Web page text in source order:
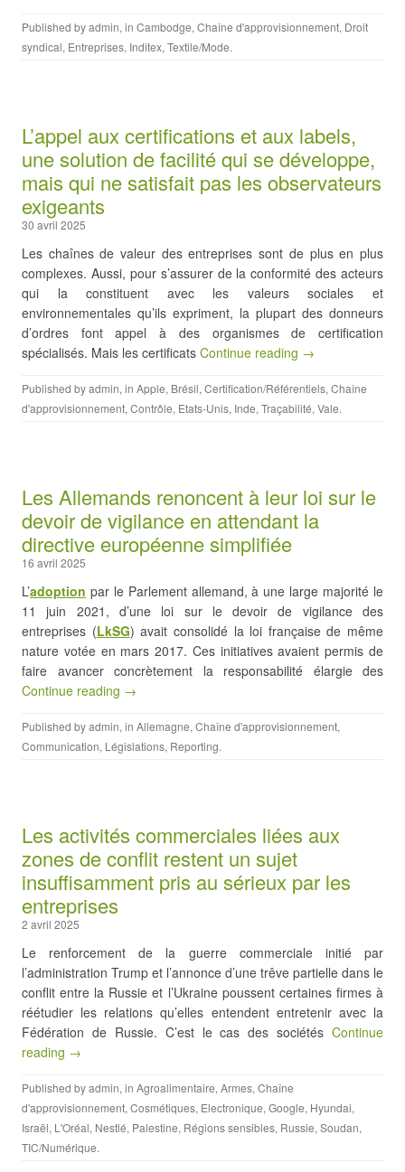
Published byadmin, in Cambodge, Chaîne d'approvisionnement, Droit
syndical, Entreprises, Inditex, Textile/Mode.
L’appel aux certifications et aux labels,
une solution de facilité qui se développe,
mais qui ne satisfait pas les observateurs
exigeants
30 avril 2025
Les chaînes de valeur des entreprises sont de plus en plus
complexes. Aussi, pour s’assurer de la conformité des acteurs
qui la constituent avec les valeurs sociales et
environnementales qu’ils expriment, la plupart des donneurs
d’ordres font appel à des organismes de certification
spécialisés. Mais les certificats Continue reading →
Published byadmin, in Apple, Brésil, Certification/Référentiels, Chaîne
d'approvisionnement, Contrôle, Etats-Unis, Inde, Traçabilité, Vale.
Les Allemands renoncent à leur loi sur le
devoir de vigilance en attendant la
directive européenne simplifiée
16 avril 2025
L’adoption par le Parlement allemand, à une large majorité le
11 juin 2021, d’une loi sur le devoir de vigilance des
entreprises (LkSG) avait consolidé la loi française de même
nature votée en mars 2017. Ces initiatives avaient permis de
faire avancer concrètement la responsabilité élargie des
Continue reading →
Published byadmin, in Allemagne, Chaîne d'approvisionnement,
Communication, Législations, Reporting.
Les activités commerciales liées aux
zones de conflit restent un sujet
insuffisamment pris au sérieux par les
entreprises
2 avril 2025
Le renforcement de la guerre commerciale initié par
l’administration Trump et l’annonce d’une trêve partielle dans le
conflit entre la Russie et l’Ukraine poussent certaines firmes à
réétudier les relations qu’elles entendent entretenir avec la
Fédération de Russie. C’est le cas des sociétés Continue
reading →
Published byadmin, in Agroalimentaire, Armes, Chaîne
d'approvisionnement, Cosmétiques, Electronique, Google, Hyundai,
Israël, L'Oréal, Nestlé, Palestine, Régions sensibles, Russie, Soudan,
TIC/Numérique.